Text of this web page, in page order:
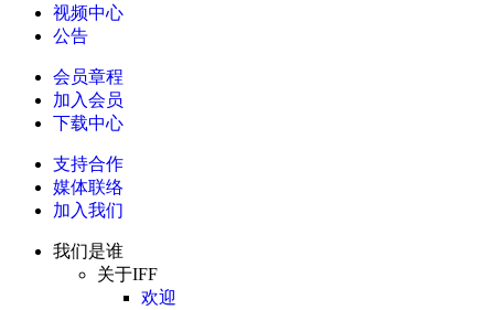
视频中心
公告
会员章程
加入会员
下载中心
支持合作
媒体联络
加入我们
我们是谁
关于IFF
欢迎